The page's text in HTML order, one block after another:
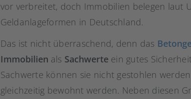
vor verbreitet, doch Immobilien belegen laut
Geldanlageformen in Deutschland.
Das ist nicht überraschend, denn das
Immobilien als Sachwerteein gutes
Sachwerte können sie nicht gestohlen
gleichzeitig bewohnt werden. Neben diesen